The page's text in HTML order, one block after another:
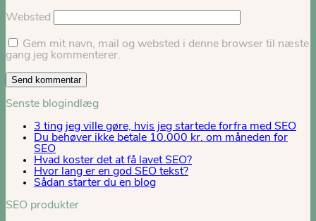
Websted
Gem mit navn, mail og websted i denne browser til næste
gang jeg kommenterer.
Senste blogindlæg
3 ting jeg ville gøre, hvis jeg startede forfra med SEO
Du behøver ikke betale 10.000 kr. om måneden for
SEO
Hvad koster det at få lavet SEO?
Hvor lang er en god SEO tekst?
Sådan starter du en blog
SEO produkter